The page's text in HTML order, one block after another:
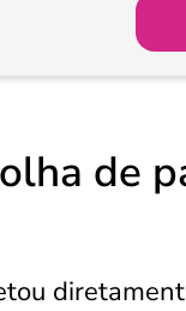
de